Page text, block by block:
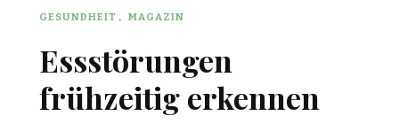
GESUNDHEIT MAGAZIN
Essstörungen
frühzeitig erkennen